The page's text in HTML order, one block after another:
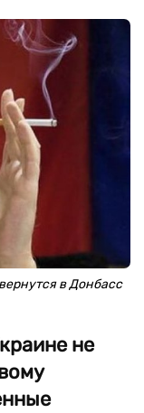
в Донбасс
не